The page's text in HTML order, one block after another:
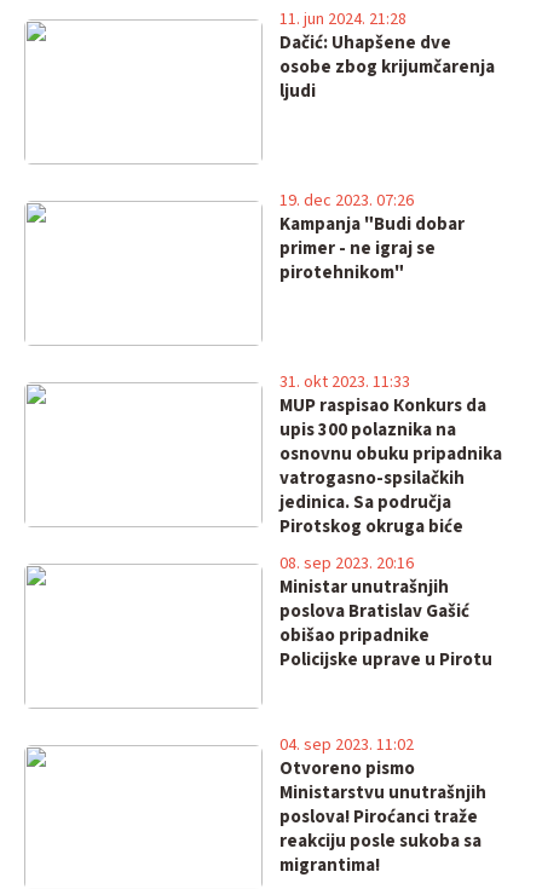
Dačić: Uhapšene dve
osobe zbog krijumčarenja
lјudi
11. jun 2024. 21:28
Kampanja "Budi dobar
primer - ne igraj se
pirotehnikom"
19. dec 2023. 07:26
MUP raspisao Кonkurs da
upis 300 polaznika na
osnovnu obuku pripadnika
vatrogasno-spsilačkih
jedinica. Sa područja
Pirotskog okruga biće
31. okt 2023. 11:33
Ministar unutrašnjih
poslova Bratislav Gašić
obišao pripadnike
Policijske uprave u Pirotu
08. sep 2023. 20:16
Otvoreno pismo
Ministarstvu unutrašnjih
poslova! Piroćanci traže
reakciju posle sukoba sa
migrantima!
04. sep 2023. 11:02